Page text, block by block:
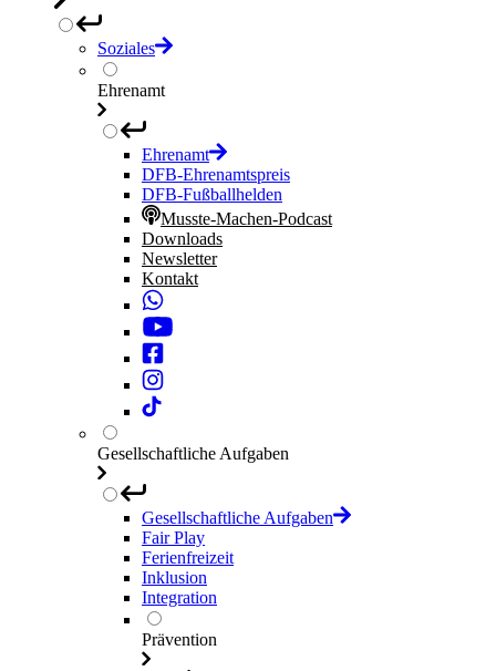
Soziales
Ehrenamt
Ehrenamt
DFB-Ehrenamtspreis
DFB-Fußballhelden
Musste-Machen-Podcast
Downloads
Newsletter
Kontakt
Gesellschaftliche Aufgaben
Gesellschaftliche Aufgaben
Fair Play
Ferienfreizeit
Inklusion
Integration
Prävention